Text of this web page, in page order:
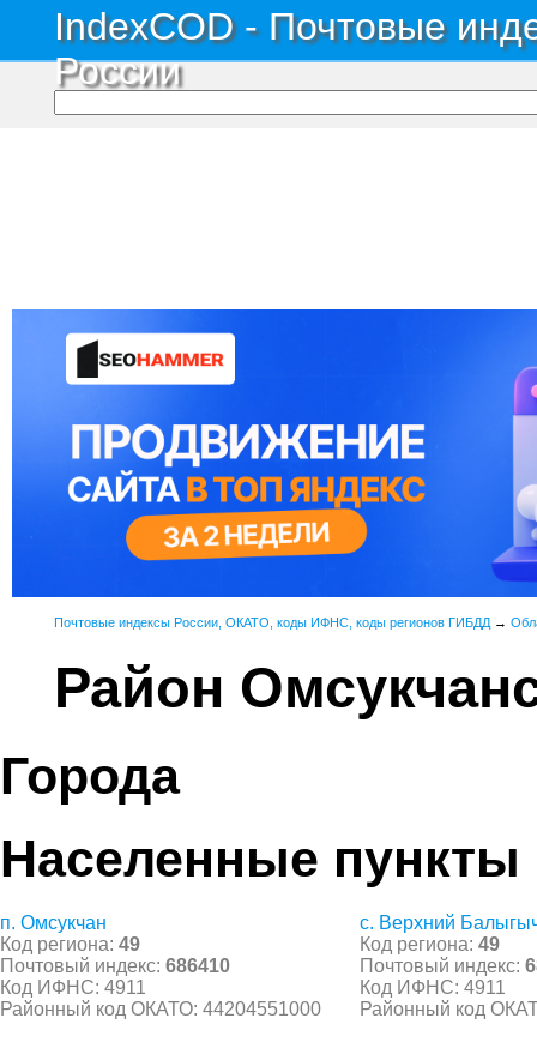
IndexCOD - Почтовые
России
Почтовые индексы России, ОКАТО, коды ИФНС, коды регионов ГИБДД →
Район
Города
Населенные пункты
п. Омсукчан
Код региона: 49
Почтовый индекс: 686410
Код ИФНС: 4911
Районный код ОКАТО: 44204551000
с. Верхний
Код региона: 49
Почтовый индекс:
Код ИФНС: 4911
Районный код